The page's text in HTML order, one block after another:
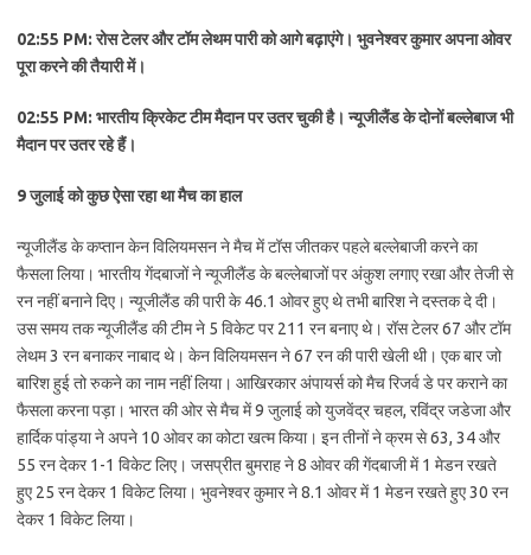
02:55 PM: रोस टेलर और टॉम लेथम पारी को आगे बढ़ाएंगे। भुवनेश्वर कुमार अपना ओवर
पूरा करने की तैयारी में।
02:55 PM: भारतीय क्रिकेट टीम मैदान पर उतर चुकी है। न्यूजीलैंड के दोनों बल्लेबाज भी
मैदान पर उतर रहे हैं।
9 जुलाई को कुछ ऐसा रहा था मैच का हाल
न्यूजीलैंड के कप्तान केन विलियमसन ने मैच में टॉस जीतकर पहले बल्लेबाजी करने का
फैसला लिया। भारतीय गेंदबाजों ने न्यूजीलैंड के बल्लेबाजों पर अंकुश लगाए रखा और तेजी से
रन नहीं बनाने दिए। न्यूजीलैंड की पारी के 46.1 ओवर हुए थे तभी बारिश ने दस्तक दे दी।
उस समय तक न्यूजीलैंड की टीम ने 5 विकेट पर 211 रन बनाए थे। रॉस टेलर 67 और टॉम
लेथम 3 रन बनाकर नाबाद थे। केन विलियमसन ने 67 रन की पारी खेली थी। एक बार जो
बारिश हुई तो रुकने का नाम नहीं लिया। आखिरकार अंपायर्स को मैच रिजर्व डे पर कराने का
फैसला करना पड़ा। भारत की ओर से मैच में 9 जुलाई को युजवेंद्र चहल, रविंद्र जडेजा और
हार्दिक पांड्या ने अपने 10 ओवर का कोटा खत्म किया। इन तीनों ने क्रम से 63, 34 और
55 रन देकर 1-1 विकेट लिए। जसप्रीत बुमराह ने 8 ओवर की गेंदबाजी में 1 मेडन रखते
हुए 25 रन देकर 1 विकेट लिया। भुवनेश्वर कुमार ने 8.1 ओवर में 1 मेडन रखते हुए 30 रन
देकर 1 विकेट लिया।